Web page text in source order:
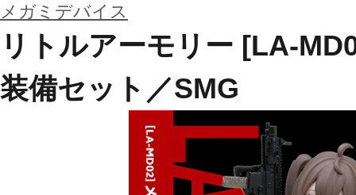
メガミデバイス
リトルアーモリー [LA-
装備セット／SMG